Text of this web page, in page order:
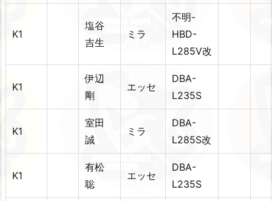
K1
塩谷
吉生
ミラ
不明-
HBD-
L285V改
K1
伊辺
剛
エッセ
DBA-
L235S
K1
室田
誠
ミラ
DBA-
L285S改
K1
有松
聡
エッセ
DBA-
L235S